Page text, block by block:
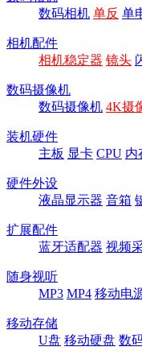
数码相机 单反 单
相机配件
相机稳定器 镜头
数码摄像机
数码摄像机 4K摄
装机硬件
主板 显卡 CPU 内
硬件外设
液晶显示器 音箱
扩展配件
蓝牙适配器 视频
随身视听
MP3 MP4 移动电
移动存储
U盘 移动硬盘 数